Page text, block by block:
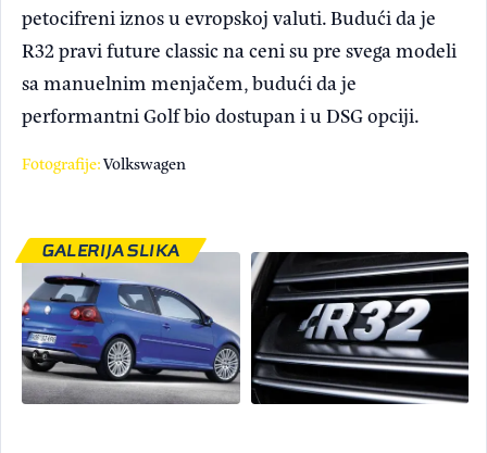
petocifreni iznos u evropskoj valuti. Budući da je
R32 pravi future classic na ceni su pre svega modeli
sa manuelnim menjačem, budući da je
performantni Golf bio dostupan i u DSG opciji.
Fotografije:Volkswagen
GALERIJA SLIKA